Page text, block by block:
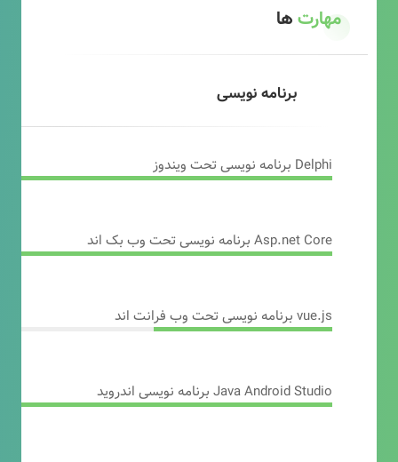
مهارتها
برنامه نویسی
Delphi برنامه نویسی تحت ویندوز
Asp.net Core برنامه نویسی تحت وب بک اند
vue.js برنامه نویسی تحت وب فرانت اند
Java Android Studio برنامه نویسی اندروید